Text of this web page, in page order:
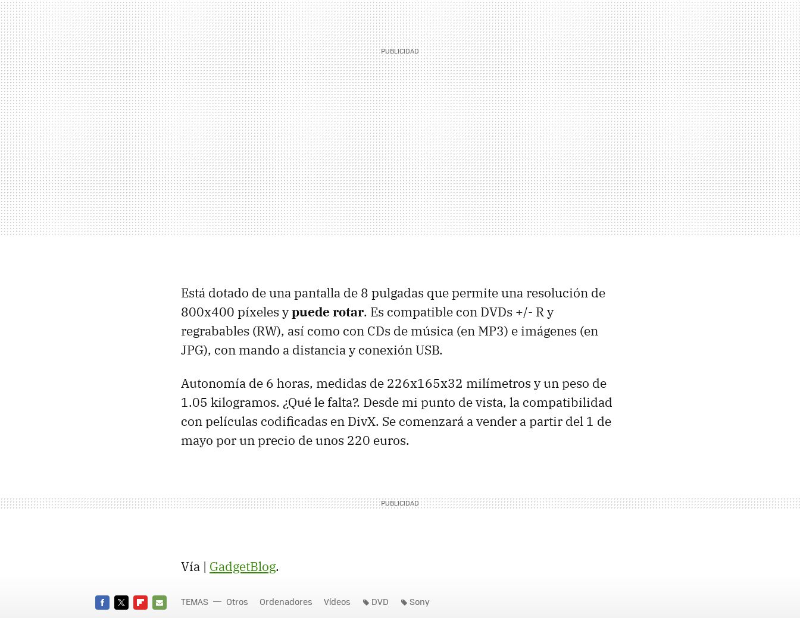
Está dotado de una pantalla de 8 pulgadas que permite una resolución de
800x400 píxeles ypuede rotar. Es compatible con DVDs +/- R y
regrabables (RW), así como con CDs de música (en MP3) e imágenes (en
JPG), con mando a distancia y conexión USB.
Autonomía de 6 horas, medidas de 226x165x32 milímetros y un peso de
1.05 kilogramos. ¿Qué le falta?. Desde mi punto de vista, la compatibilidad
con películas codificadas en DivX. Se comenzará a vender a partir del 1 de
mayo por un precio de unos 220 euros.
Vía | GadgetBlog.
TEMAS Otros Ordenadores Vídeos DVD Sony